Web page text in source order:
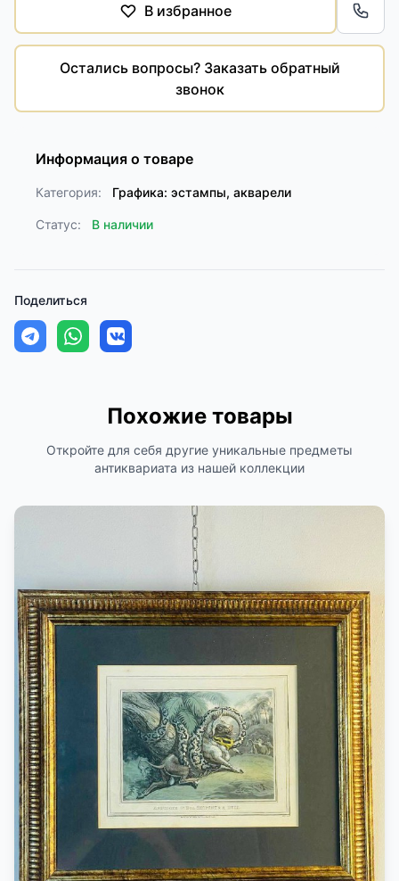
В избранное
Остались вопросы? Заказать обратный
звонок
Информация о товаре
Категория: Графика: эстампы, акварели
Статус: В наличии
Поделиться
Похожие товары
Откройте для себя другие уникальные предметы
антиквариата из нашей коллекции